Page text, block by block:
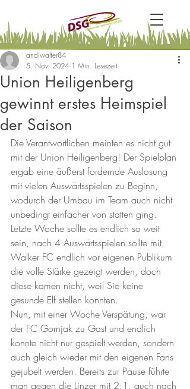
Union Heiligenberg
gewinnt erstes Heimspiel
der Saison
andiwalter84
5. Nov. 2024 1 Min. Lesezeit
Die Verantwortlichen meinten es nicht gut
mit der Union Heiligenberg! Der Spielplan
ergab eine äußerst fordernde Auslosung
mit vielen Auswärtsspielen zu Beginn,
wodurch der Umbau im Team auch nicht
unbedingt einfacher von statten ging.
Letzte Woche sollte es endlich so weit
sein, nach 4 Auswärtsspielen sollte mit
Walker FC endlich vor eigenen Publikum
die volle Stärke gezeigt werden, doch
diese kamen nicht, weil Sie keine
gesunde Elf stellen konnten.
Nun, mit einer Woche Verspätung, war
der FC Gornjak zu Gast und endlich
konnte nicht nur gespielt werden, sondern
auch gleich wieder mit den eigenen Fans
gejubelt werden. Bereits zur Pause führte
man gegen die Linzer mit 2:1, auch nach